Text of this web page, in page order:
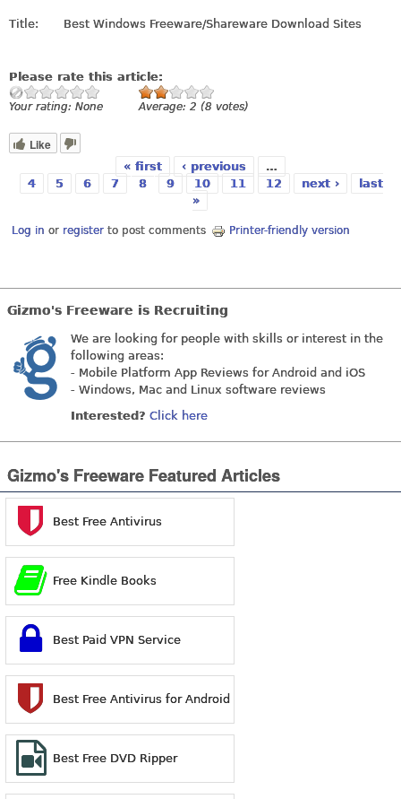
Title: Best Windows Freeware/Shareware Download Sites
Please rate this article:
Your rating: None Average: 2 (8 votes)
Like
Pages « first ‹ previous
…
4
5 6 7 8 9 10 11 12 next ›
last
»
Log in or register to post comments Printer-friendly version
Gizmo's Freeware is Recruiting
We are looking for people with skills or interest in the
following areas:
- Mobile Platform App Reviews for Android and iOS
- Windows, Mac and Linux software reviews
Interested? Click here
Gizmo's Freeware Featured Articles
Best Free Antivirus
Free Kindle Books
Best Paid VPN Service
Best Free Antivirus for Android
Best Free DVD Ripper